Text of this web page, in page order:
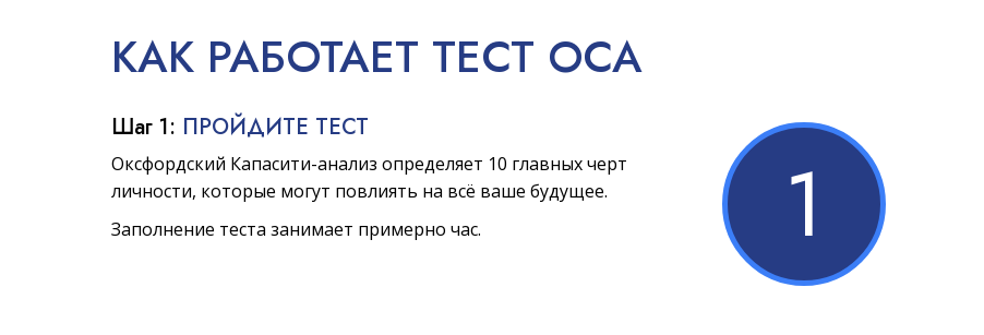
КАК РАБОТАЕТ ТЕСТ OCA
Шаг 1: ПРОЙДИТЕ ТЕСТ
Оксфордский Капасити-анализ определяет 10 главных черт
личности, которые могут повлиять на всё ваше будущее.
Заполнение теста занимает примерно час.
1